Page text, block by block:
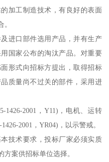
加工制造技术，有良好的表面
进口部件选用产品，并有生产
国家公布的淘汰产品。对重要
形式向招标方提出，取得招标
质量尚不过关的部件，采用进
1426-2001，Y11)，电机、运转
2001，YR04)，以示警戒。
技术要求，投标厂家必须实质
案供招标单位选择。